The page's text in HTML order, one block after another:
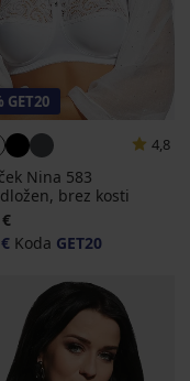
GET20
4,8
Nina 583
brez kosti
Koda GET20